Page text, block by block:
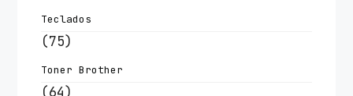
Teclados
(75)
Toner Brother
(64)